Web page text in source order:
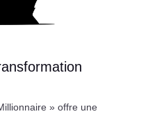
» offre une